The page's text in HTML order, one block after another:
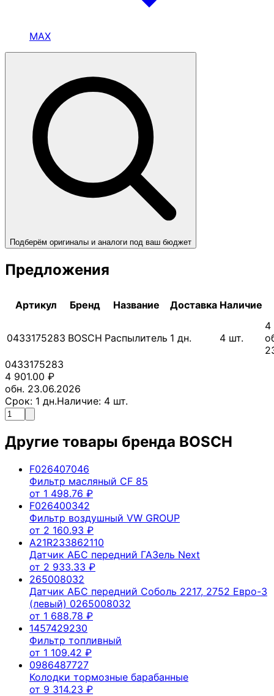
MAX
Подберём оригиналы и аналоги под ваш бюджет
Предложения
Артикул Бренд Название Доставка Наличие
0433175283 BOSCH Распылитель 1 дн. 4 шт.
4
0433175283
4 901.00 ₽
обн. 23.06.2026
Срок: 1 дн.Наличие: 4 шт.
Другие товары бренда BOSCH
F026407046
Фильтр масляный CF 85
от 1 498.76 ₽
F026400342
Фильтр воздушный VW GROUP
от 2 160.93 ₽
A21R233862110
Датчик АБС передний ГАЗель Next
от 2 933.33 ₽
265008032
Датчик АБС передний Соболь 2217, 2752 Евро-3
(левый) 0265008032
от 1 688.78 ₽
1457429230
Фильтр топливный
от 1 109.42 ₽
0986487727
Колодки тормозные барабанные
от 9 314.23 ₽